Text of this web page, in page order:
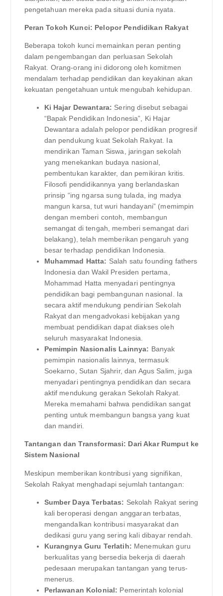
pengetahuan mereka pada situasi dunia nyata.
Peran Tokoh Kunci: Pelopor Pendidikan Rakyat
Beberapa tokoh kunci memainkan peran penting
dalam pengembangan dan perluasan Sekolah
Rakyat. Orang-orang ini didorong oleh komitmen
mendalam terhadap pendidikan dan keyakinan akan
kekuatan pengetahuan untuk mengubah kehidupan.
Ki Hajar Dewantara: Sering disebut sebagai
“Bapak Pendidikan Indonesia”, Ki Hajar
Dewantara adalah pelopor pendidikan progresif
dan pendukung kuat Sekolah Rakyat. Ia
mendirikan Taman Siswa, jaringan sekolah
yang menekankan budaya nasional,
pembentukan karakter, dan pemikiran kritis.
Filosofi pendidikannya yang berlandaskan
prinsip “ing ngarsa sung tulada, ing madya
mangun karsa, tut wuri handayani” (memimpin
dengan memberi contoh, membangun
semangat di tengah, memberi semangat dari
belakang), telah memberikan pengaruh yang
besar terhadap pendidikan Indonesia.
Muhammad Hatta: Salah satu founding fathers
Indonesia dan Wakil Presiden pertama,
Mohammad Hatta menyadari pentingnya
pendidikan bagi pembangunan nasional. Ia
secara aktif mendukung pendirian Sekolah
Rakyat dan mengadvokasi kebijakan yang
membuat pendidikan dapat diakses oleh
seluruh masyarakat Indonesia.
Pemimpin Nasionalis Lainnya: Banyak
pemimpin nasionalis lainnya, termasuk
Soekarno, Sutan Sjahrir, dan Agus Salim, juga
menyadari pentingnya pendidikan dan secara
aktif mendukung gerakan Sekolah Rakyat.
Mereka memahami bahwa pendidikan sangat
penting untuk membangun bangsa yang kuat
dan mandiri.
Tantangan dan Transformasi: Dari Akar Rumput ke
Sistem Nasional
Meskipun memberikan kontribusi yang signifikan,
Sekolah Rakyat menghadapi sejumlah tantangan:
Sumber Daya Terbatas: Sekolah Rakyat sering
kali beroperasi dengan anggaran terbatas,
mengandalkan kontribusi masyarakat dan
dedikasi guru yang sering kali dibayar rendah.
Kurangnya Guru Terlatih: Menemukan guru
berkualitas yang bersedia bekerja di daerah
pedesaan merupakan tantangan yang terus-
menerus.
Perlawanan Kolonial: Pemerintah kolonial